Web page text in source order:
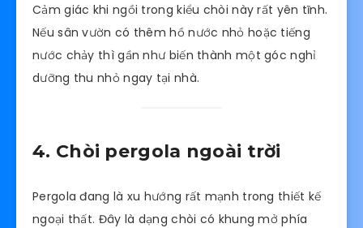
Cảm giác khi ngồi trong kiểu chòi này rất yên tĩnh.
Nếu sân vườn có thêm hồ nước nhỏ hoặc tiếng
nước chảy thì gần như biến thành một góc nghỉ
dưỡng thu nhỏ ngay tại nhà.
4. Chòi pergola ngoài trời
Pergola đang là xu hướng rất mạnh trong thiết kế
ngoại thất. Đây là dạng chòi có khung mở phía